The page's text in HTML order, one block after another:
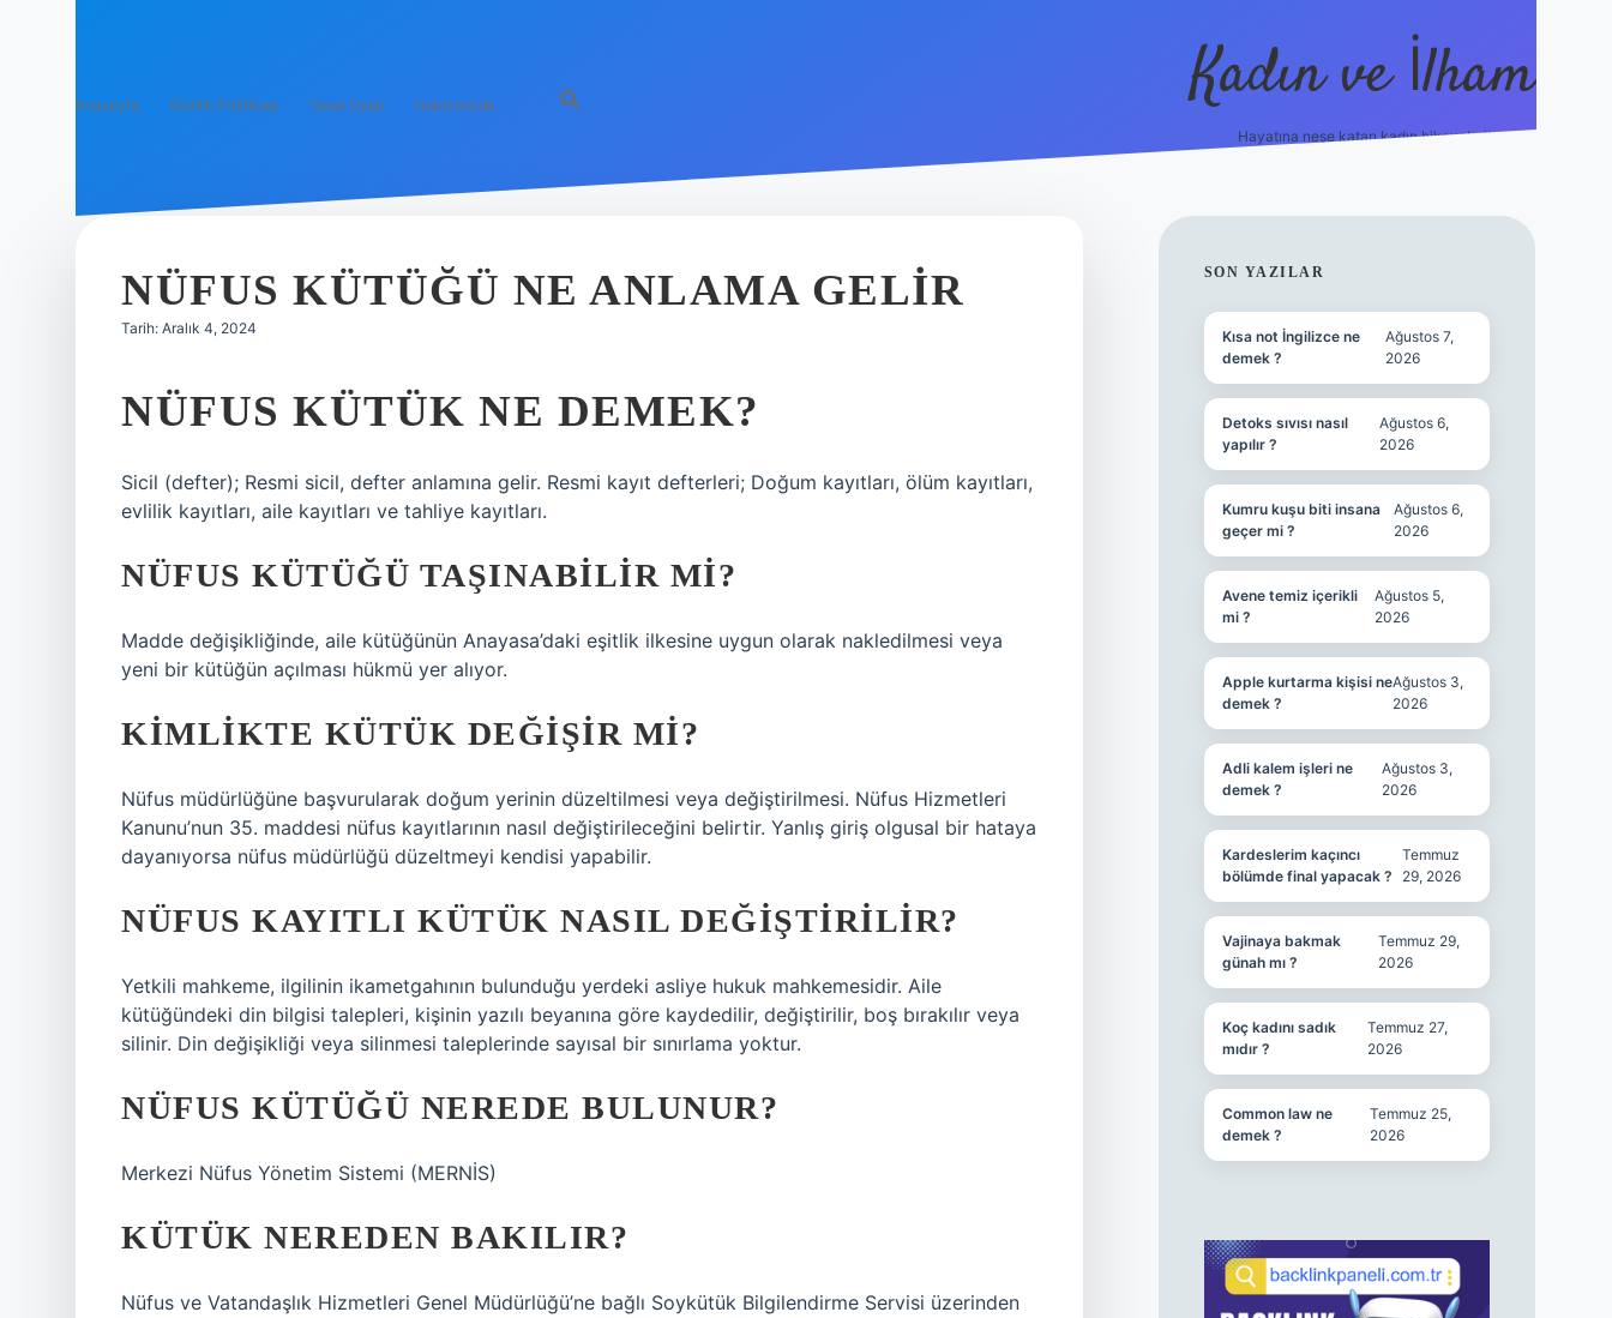
Anasayfa Gizlilik Politikası Yasal Uyarı Hakkımızda Kadın ve İlham
Hayatına neşe katan kadın hikayeleri!
NÜFUS KÜTÜĞÜ NE ANLAMA GELIR
Tarih: Aralık 4, 2024
NÜFUS KÜTÜK NE DEMEK?
Sicil (defter); Resmi sicil, defter anlamına gelir. Resmi kayıt defterleri; Doğum kayıtları, ölüm kayıtları,
evlilik kayıtları, aile kayıtları ve tahliye kayıtları.
NÜFUS KÜTÜĞÜ TAŞINABILIR MI?
Madde değişikliğinde, aile kütüğünün Anayasa’daki eşitlik ilkesine uygun olarak nakledilmesi veya
yeni bir kütüğün açılması hükmü yer alıyor.
KIMLIKTE KÜTÜK DEĞIŞIR MI?
Nüfus müdürlüğüne başvurularak doğum yerinin düzeltilmesi veya değiştirilmesi. Nüfus Hizmetleri
Kanunu’nun 35. maddesi nüfus kayıtlarının nasıl değiştirileceğini belirtir. Yanlış giriş olgusal bir hataya
dayanıyorsa nüfus müdürlüğü düzeltmeyi kendisi yapabilir.
NÜFUS KAYITLI KÜTÜK NASIL DEĞIŞTIRILIR?
Yetkili mahkeme, ilgilinin ikametgahının bulunduğu yerdeki asliye hukuk mahkemesidir. Aile
kütüğündeki din bilgisi talepleri, kişinin yazılı beyanına göre kaydedilir, değiştirilir, boş bırakılır veya
silinir. Din değişikliği veya silinmesi taleplerinde sayısal bir sınırlama yoktur.
NÜFUS KÜTÜĞÜ NEREDE BULUNUR?
Merkezi Nüfus Yönetim Sistemi (MERNİS)
KÜTÜK NEREDEN BAKILIR?
Nüfus ve Vatandaşlık Hizmetleri Genel Müdürlüğü’ne bağlı Soykütük Bilgilendirme Servisi üzerinden
SIDEBAR
SON YAZILAR
Kısa not İngilizce ne
demek ?
Ağustos 7,
2026
Detoks sıvısı nasıl
yapılır ?
Ağustos 6,
2026
Kumru kuşu biti insana
geçer mi ?
Ağustos 6,
2026
Avene temiz içerikli
mi ?
Ağustos 5,
2026
Apple kurtarma kişisi ne
demek ?
Ağustos 3,
2026
Adli kalem işleri ne
demek ?
Ağustos 3,
2026
Kardeslerim kaçıncı
bölümde final yapacak ?
Temmuz
29, 2026
Vajinaya bakmak
günah mı ?
Temmuz 29,
2026
Koç kadını sadık
mıdır ?
Temmuz 27,
2026
Common law ne
demek ?
Temmuz 25,
2026
ilbet https://